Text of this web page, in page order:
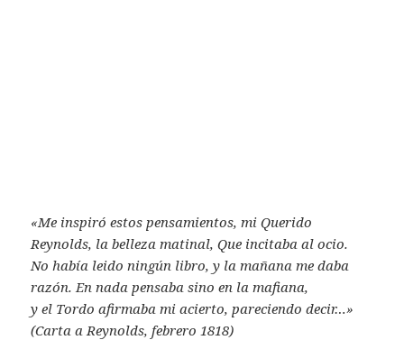
«Me inspiró estos pensamientos, mi Querido
Reynolds, la belleza matinal, Que incitaba al ocio.
No había leido ningún libro, y la mañana me daba
razón. En nada pensaba sino en la mafiana,
y el Tordo afirmaba mi acierto, pareciendo decir…»
(Carta a Reynolds, febrero 1818)